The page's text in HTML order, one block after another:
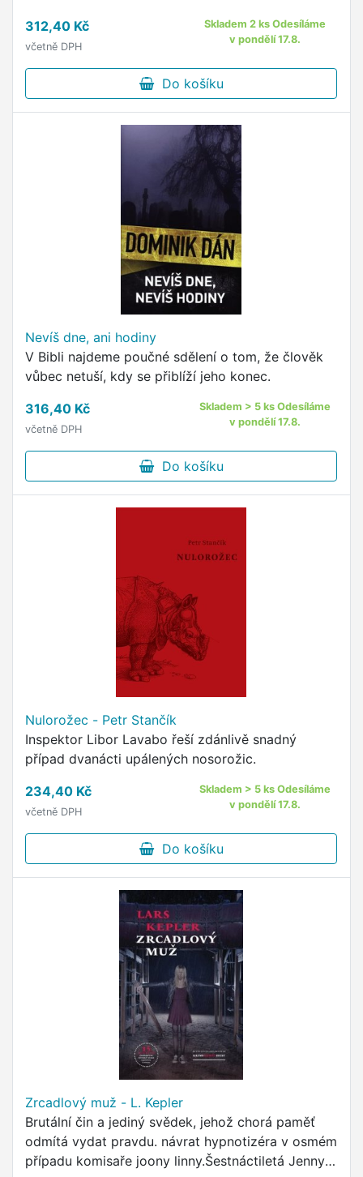
312,40 Kč
včetně DPH
Skladem 2 ks Odesíláme
v pondělí 17.8.
Do košíku
Nevíš dne, ani hodiny
V Bibli najdeme poučné sdělení o tom, že člověk
vůbec netuší, kdy se přiblíží jeho konec.
316,40 Kč
včetně DPH
Skladem > 5 ks Odesíláme
v pondělí 17.8.
Do košíku
Nulorožec - Petr Stančík
Inspektor Libor Lavabo řeší zdánlivě snadný
případ dvanácti upálených nosorožic.
234,40 Kč
včetně DPH
Skladem > 5 ks Odesíláme
v pondělí 17.8.
Do košíku
Zrcadlový muž - L. Kepler
Brutální čin a jediný svědek, jehož chorá paměť
odmítá vydat pravdu. návrat hypnotizéra v osmém
případu komisaře joony linny.Šestnáctiletá Jenny